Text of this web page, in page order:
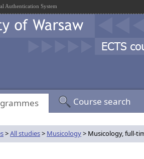
Authentication System
Course search
>All studies> Musicology> Musicology, full-